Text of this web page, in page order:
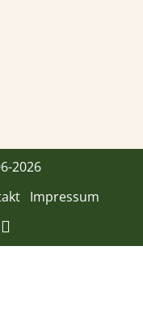
2026
Impressum